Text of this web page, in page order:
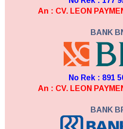
An : CV. LEON
BANK
No Rek : 891
An : CV. LEON
BANK